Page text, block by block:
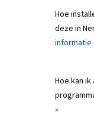
Hoe
deze in
informatie
Hoe kan
»